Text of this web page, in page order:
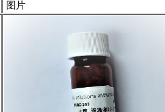
图片